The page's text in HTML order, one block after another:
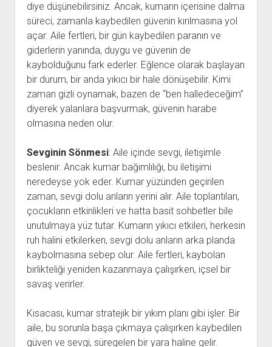
diye düşünebilirsiniz. Ancak, kumarın içerisine dalma
süreci, zamanla kaybedilen güvenin kırılmasına yol
açar. Aile fertleri, bir gün kaybedilen paranın ve
giderlerin yanında, duygu ve güvenin de
kaybolduğunu fark ederler. Eğlence olarak başlayan
bir durum, bir anda yıkıcı bir hale dönüşebilir. Kimi
zaman gizli oynamak, bazen de “ben halledeceğim”
diyerek yalanlara başvurmak, güvenin harabe
olmasına neden olur.
Sevginin Sönmesi: Aile içinde sevgi, iletişimle
beslenir. Ancak kumar bağımlılığı, bu iletişimi
neredeyse yok eder. Kumar yüzünden geçirilen
zaman, sevgi dolu anların yerini alır. Aile toplantıları,
çocukların etkinlikleri ve hatta basit sohbetler bile
unutulmaya yüz tutar. Kumarın yıkıcı etkileri, herkesin
ruh halini etkilerken, sevgi dolu anların arka planda
kaybolmasına sebep olur. Aile fertleri, kaybolan
birlikteliği yeniden kazanmaya çalışırken, içsel bir
savaş verirler.
Kısacası, kumar stratejik bir yıkım planı gibi işler. Bir
aile, bu sorunla başa çıkmaya çalışırken kaybedilen
güven ve sevgi, süregelen bir yara haline gelir.